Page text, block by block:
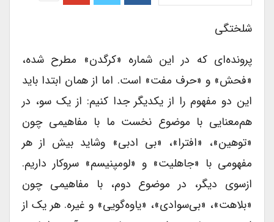
شلختگی
پرونده‌ای که در این شماره «کرگدن» مطرح شده،
«فحش» و «حرف مفت» است. اما از همان ابتدا باید
این دو مفهوم را از یکدیگر جدا کنیم: از یک سو، در
هم‌معنایی با موضوع نخست ما با مفاهیمی چون
«توهین»، «افترا»، «بی ادبی» وشاید بیش از هر
مفهومی با «جاهلیت» و «لومپنیسم» سروکار داریم.
ازسوی دیگر، در موضوع دوم، با مفاهیمی چون
«بلاهت»، «بی‌سوادی»، «یاوه‌گویی» و غیره. هر یک از